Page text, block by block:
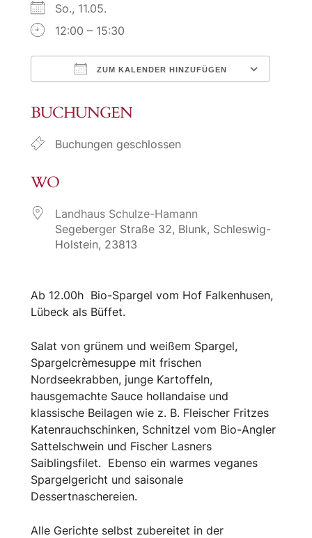
So., 11.05.
12:00 – 15:30
ZUM KALENDER HINZUFÜGEN
BUCHUNGEN
Buchungen geschlossen
WO
Landhaus Schulze-Hamann
Segeberger Straße 32, Blunk, Schleswig-
Holstein, 23813
Ab 12.00h Bio-Spargel vom Hof Falkenhusen,
Lübeck als Büffet.
Salat von grünem und weißem Spargel,
Spargelcrèmesuppe mit frischen
Nordseekrabben, junge Kartoffeln,
hausgemachte Sauce hollandaise und
klassische Beilagen wie z. B. Fleischer Fritzes
Katenrauchschinken, Schnitzel vom Bio-Angler
Sattelschwein und Fischer Lasners
Saiblingsfilet. Ebenso ein warmes veganes
Spargelgericht und saisonale
Dessertnaschereien.
Alle Gerichte selbst zubereitet in der